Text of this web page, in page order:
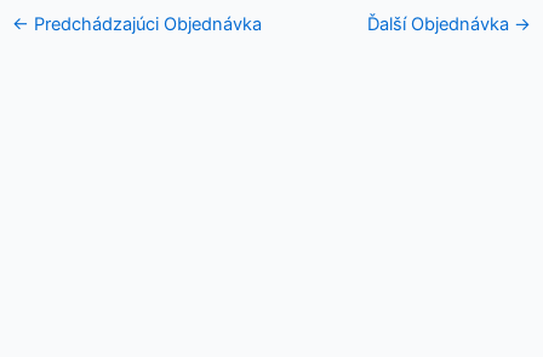
← Predchádzajúci Objednávka Ďalší Objednávka →